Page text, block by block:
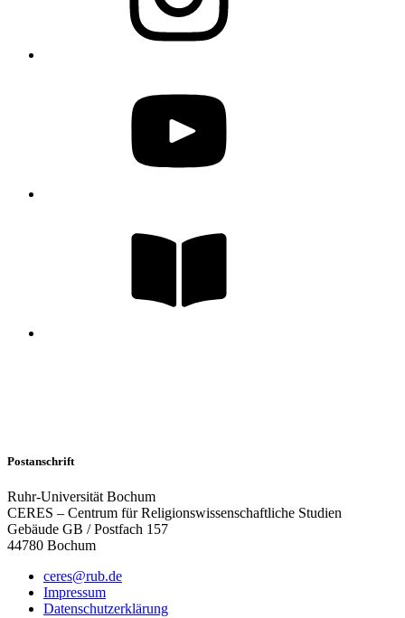
Postanschrift
Ruhr-Universität Bochum
CERES – Centrum für Religionswissenschaftliche Studien
Gebäude GB / Postfach 157
44780 Bochum
ceres@rub.de
Impressum
Datenschutzerklärung